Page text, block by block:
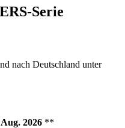
Serie
nach Deutschland unter
2026 **